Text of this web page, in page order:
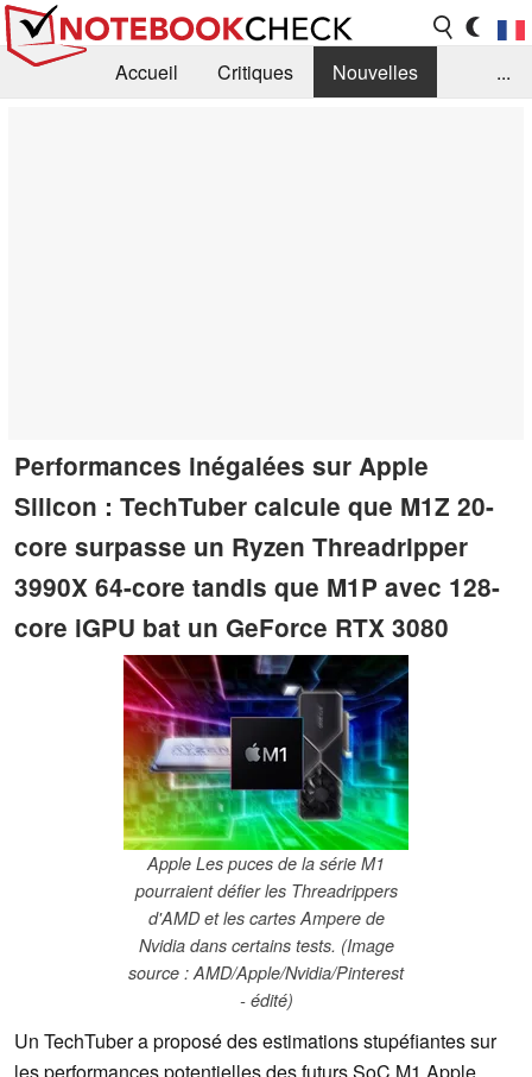
Accueil Critiques
Nouvelles
...
Performances inégalées sur Apple
Silicon : TechTuber calcule que M1Z 20-
core surpasse un Ryzen Threadripper
3990X 64-core tandis que M1P avec 128-
core iGPU bat un GeForce RTX 3080
Apple Les puces de la série M1
pourraient défier les Threadrippers
d'AMD et les cartes Ampere de
Nvidia dans certains tests. (Image
source : AMD/Apple/Nvidia/Pinterest
- édité)
Un TechTuber a proposé des estimations stupéfiantes sur